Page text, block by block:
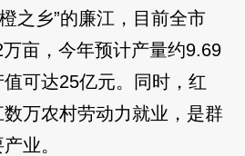
之乡”的廉江，目前全市
亩，今年预计产量约9.69
可达25亿元。同时，红
万农村劳动力就业，是群
业。